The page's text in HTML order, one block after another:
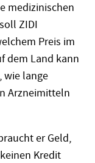
medizinischen
ZIDI
Preis im
dem Land kann
wie lange
Arzneimitteln
er Geld,
Kredit